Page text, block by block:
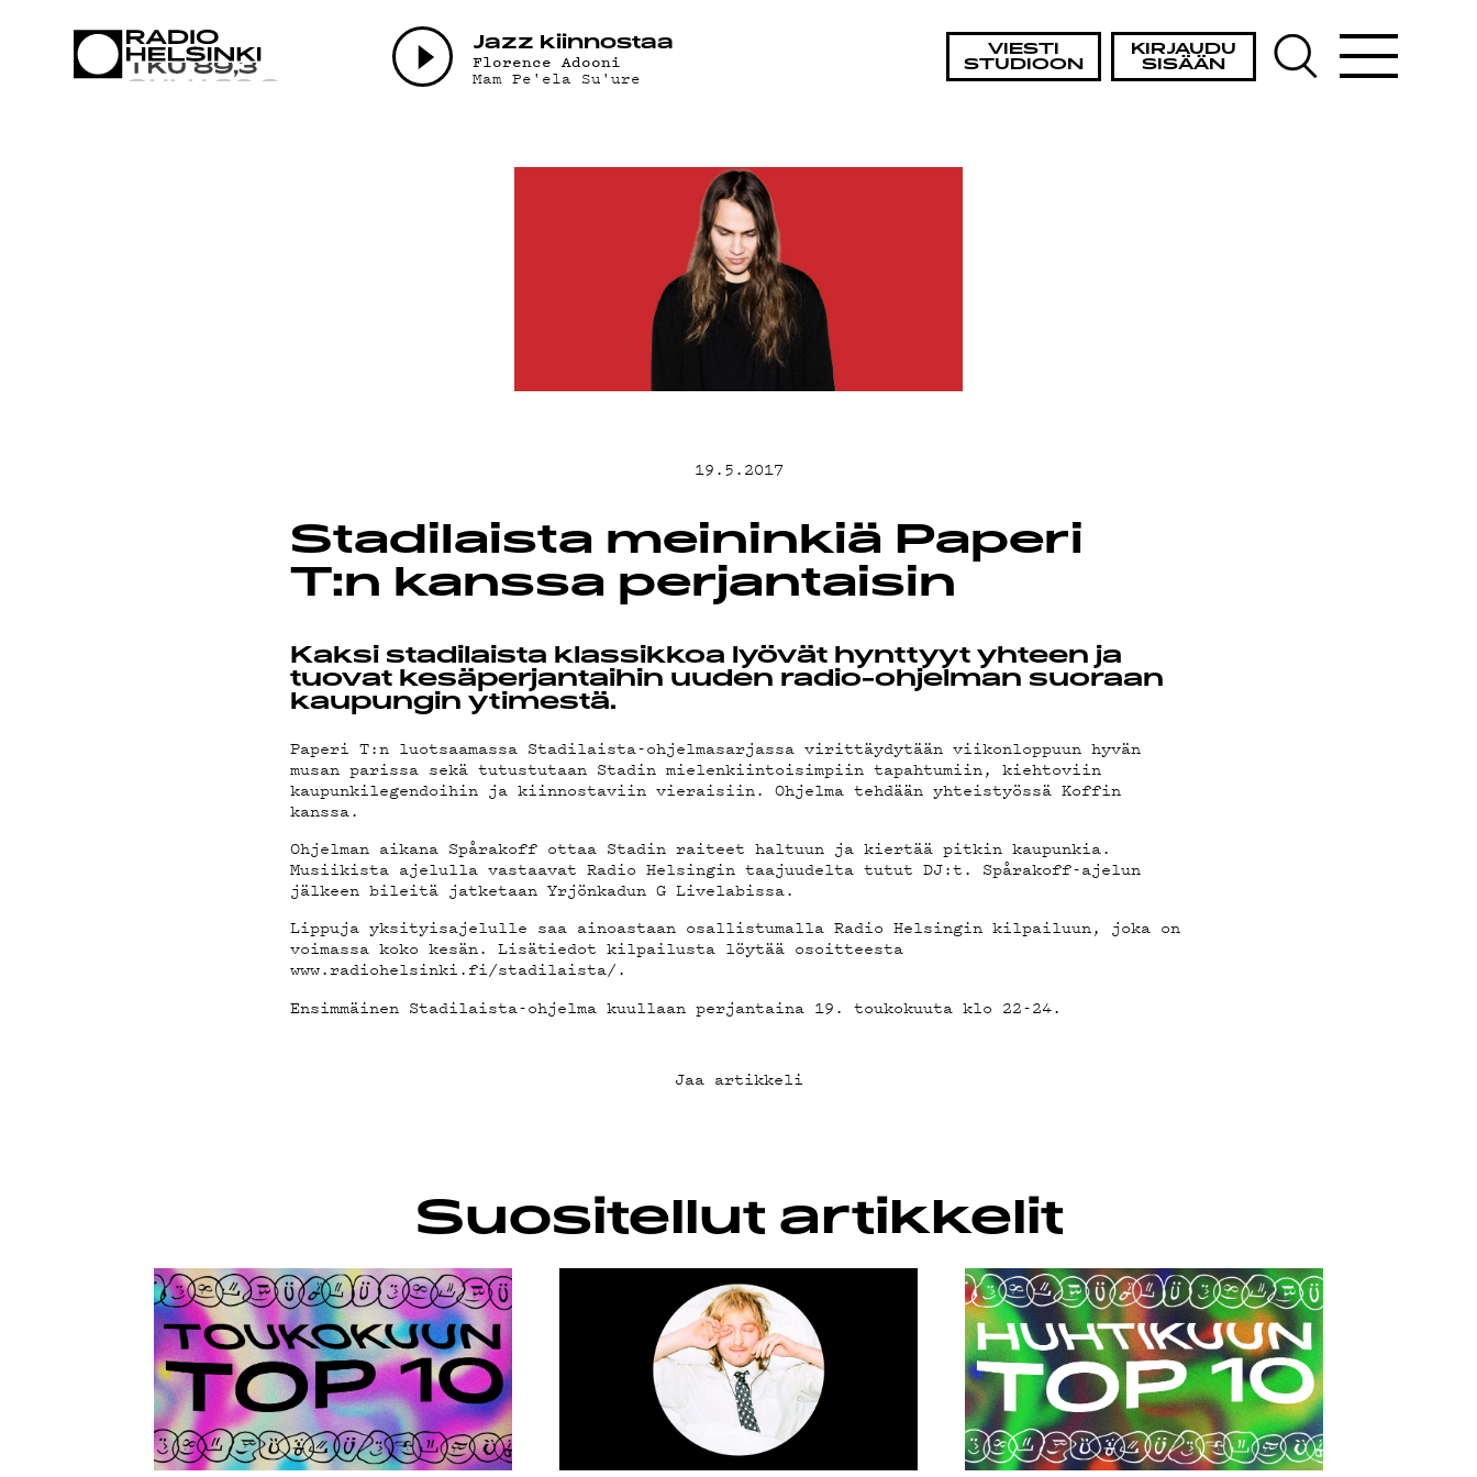
VIESTI
STUDIOON
KIRJAUDU
SISÄÄN
Jazz kiinnostaa
Florence Adooni
Mam Pe'ela Su'ure
AJANKOHTAISTA
ON-DEMAND
PODCAST
MAINOSTA
YHTEYSTIEDOT
G LIVELAB
YSTÄVÄKLUBI
TIETOSUOJA
19.5.2017
Stadilaista meininkiä Paperi
T:n kanssa perjantaisin
Kaksi stadilaista klassikkoa lyövät hynttyyt yhteen ja
tuovat kesäperjantaihin uuden radio-ohjelman suoraan
kaupungin ytimestä.
Paperi T:n luotsaamassa Stadilaista-ohjelmasarjassa virittäydytään viikonloppuun hyvän
musan parissa sekä tutustutaan Stadin mielenkiintoisimpiin tapahtumiin, kiehtoviin
kaupunkilegendoihin ja kiinnostaviin vieraisiin. Ohjelma tehdään yhteistyössä Koffin
kanssa.
Ohjelman aikana Spårakoff ottaa Stadin raiteet haltuun ja kiertää pitkin kaupunkia.
Musiikista ajelulla vastaavat Radio Helsingin taajuudelta tutut DJ:t. Spårakoff-ajelun
jälkeen bileitä jatketaan Yrjönkadun G Livelabissa.
Lippuja yksityisajelulle saa ainoastaan osallistumalla Radio Helsingin kilpailuun, joka on
voimassa koko kesän. Lisätiedot kilpailusta löytää osoitteesta
www.radiohelsinki.fi/stadilaista/.
Ensimmäinen Stadilaista-ohjelma kuullaan perjantaina 19. toukokuuta klo 22-24.
Jaa artikkeli
Suositellut artikkelit